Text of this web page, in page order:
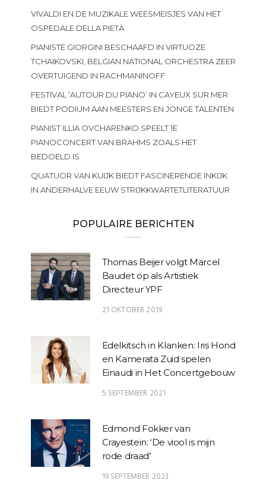
VIVALDI EN DE MUZIKALE WEESMEISJES VAN HET
OSPEDALE DELLA PIETÀ
PIANISTE GIORGINI BESCHAAFD IN VIRTUOZE
TCHAIKOVSKI, BELGIAN NATIONAL ORCHESTRA ZEER
OVERTUIGEND IN RACHMANINOFF
FESTIVAL ‘AUTOUR DU PIANO’ IN CAYEUX SUR MER
BIEDT PODIUM AAN MEESTERS EN JONGE TALENTEN
PIANIST ILLIA OVCHARENKO SPEELT 1E
PIANOCONCERT VAN BRAHMS ZOALS HET
BEDOELD IS
QUATUOR VAN KUIJK BIEDT FASCINERENDE INKIJK
IN ANDERHALVE EEUW STRIJKKWARTETLITERATUUR
POPULAIRE BERICHTEN
Thomas Beijer volgt Marcel
Baudet op als Artistiek
Directeur YPF
21 OKTOBER 2019
Edelkitsch in Klanken: Iris Hond
en Kamerata Zuid spelen
Einaudi in Het Concertgebouw
5 SEPTEMBER 2021
Edmond Fokker van
Crayestein: ‘De viool is mijn
rode draad’
19 SEPTEMBER 2023